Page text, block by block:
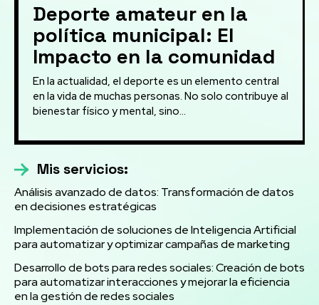
Deporte amateur en la
política municipal: El
Impacto en la comunidad
En la actualidad, el deporte es un elemento central
en la vida de muchas personas. No solo contribuye al
bienestar físico y mental, sino...
Mis servicios:
Análisis avanzado de datos: Transformación de datos
en decisiones estratégicas
Implementación de soluciones de Inteligencia Artificial
para automatizar y optimizar campañas de marketing
Desarrollo de bots para redes sociales: Creación de bots
para automatizar interacciones y mejorar la eficiencia
en la gestión de redes sociales